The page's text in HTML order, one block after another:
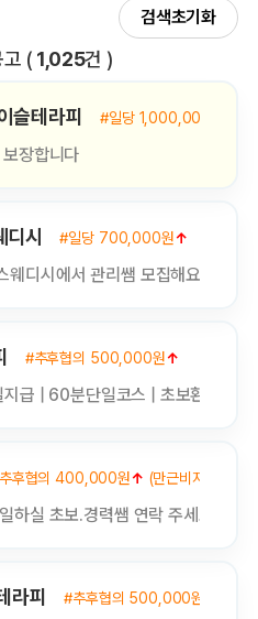
검색초기화
고 전체 목록
( 1,025건 )
슬테라피 #일당 1,000,000원
장합니다
디시 #일당 700,000원↑
웨디시에서 관리쌤 모집해요^^
#추후협의 500,000원↑
지급 | 60분단일코스 | 초보환영 | 알
후협의 400,000원↑ (만근비지급)
하실 초보.경력쌤 연락 주세요^^(
라피 #추후협의 500,000원